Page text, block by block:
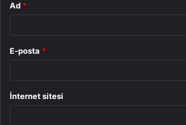
Ad *
E-posta *
İnternet sitesi